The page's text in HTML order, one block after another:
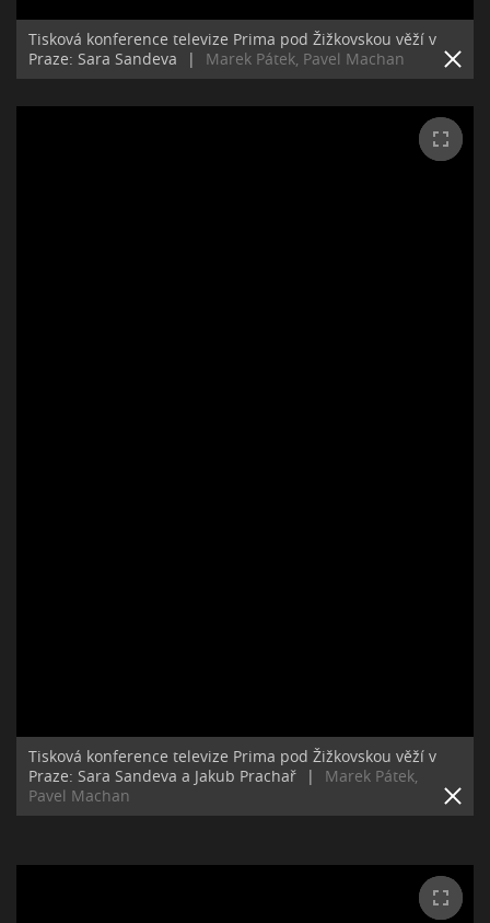
Tisková konference televize Prima pod Žižkovskou věží v
Praze: Sara Sandeva
| Marek Pátek, Pavel Machan
Tisková konference televize Prima pod Žižkovskou věží v
Praze: Sara Sandeva a Jakub Prachař
|
Marek Pátek,
Pavel Machan